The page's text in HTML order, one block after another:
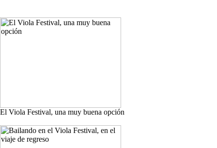
El Viola Festival, una muy buena opción